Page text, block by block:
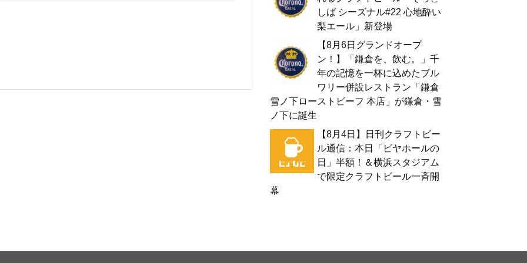
しば シーズナル#22 心地酔い
梨エール」新登場
【8月6日グランドオープ
ン！】「鎌倉を、飲む。」千
年の記憶を一杯に込めたブル
ワリー併設レストラン「鎌倉
雪ノ下ローストビーフ 本店」が鎌倉・雪
ノ下に誕生
【8月4日】日刊クラフトビー
ル通信：本日「ビヤホールの
日」半額！＆横浜スタジアム
で限定クラフトビール一斉開
幕